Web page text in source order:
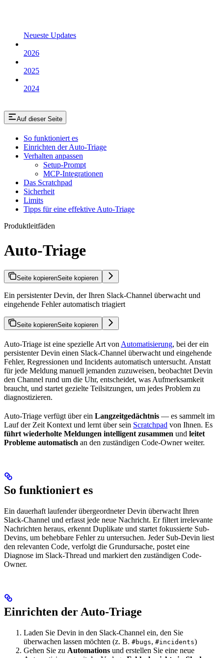
Neueste Updates
2026
2025
2024
Auf dieser Seite
So funktioniert es
Einrichten der Auto-Triage
Verhalten anpassen
Setup-Prompt
MCP-Integrationen
Das Scratchpad
Sicherheit
Limits
Tipps für eine effektive Auto-Triage
Produktleitfäden
Auto-Triage
Seite kopierenSeite kopieren
Ein persistenter Devin, der Ihren Slack-Channel überwacht und
eingehende Fehler automatisch triagiert
Seite kopierenSeite kopieren
Auto-Triage ist eine spezielle Art von Automatisierung, bei der ein
persistenter Devin einen Slack-Channel überwacht und eingehende
Fehler, Regressionen und Incidents automatisch untersucht. Anstatt
für jede Meldung manuell jemanden zuzuweisen, beobachtet Devin
den Channel rund um die Uhr, entscheidet, was Aufmerksamkeit
braucht, und startet gezielte Teilsitzungen, um jedes Problem zu
diagnostizieren.
Auto-Triage verfügt über ein Langzeitgedächtnis — es sammelt im
Lauf der Zeit Kontext und lernt über sein Scratchpad von Ihnen. Es
führt wiederholte Meldungen intelligent zusammen und leitet
Probleme automatisch an den zuständigen Code-Owner weiter.
So funktioniert es
Ein dauerhaft laufender übergeordneter Devin überwacht Ihren
Slack-Channel und erfasst jede neue Nachricht. Er filtert irrelevante
Nachrichten heraus, erkennt Duplikate und startet fokussierte Sub-
Devins, um behebbare Fehler zu untersuchen. Jeder Sub-Devin liest
den relevanten Code, verfolgt die Grundursache, postet eine
Diagnose im Slack-Thread und markiert den zuständigen Code-
Owner.
Einrichten der Auto-Triage
Laden Sie Devin in den Slack-Channel ein, den Sie
überwachen lassen möchten (z. B. #bugs, #incidents)
Gehen Sie zu Automations und erstellen Sie eine neue